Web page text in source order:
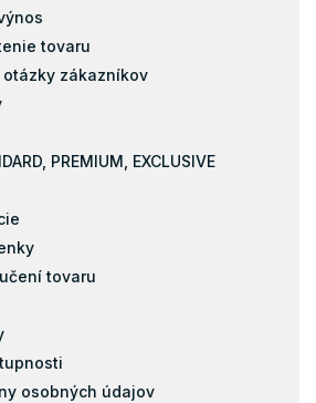
tovaru
otázky zákazníkov
PREMIUM, EXCLUSIVE
tovaru
osobných údajov